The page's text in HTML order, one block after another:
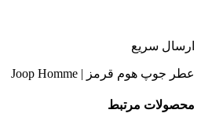
ارسال سریع
عطر جوپ هوم قرمز | Joop Homme
محصولات مرتبط